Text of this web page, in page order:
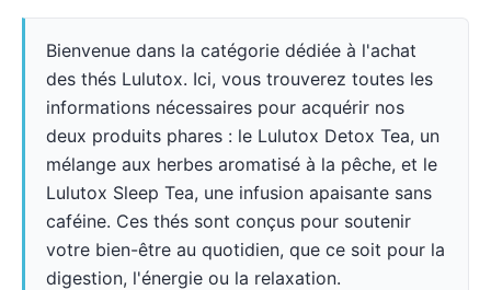
Bienvenue dans la catégorie dédiée à l'achat
des thés Lulutox. Ici, vous trouverez toutes les
informations nécessaires pour acquérir nos
deux produits phares : le Lulutox Detox Tea, un
mélange aux herbes aromatisé à la pêche, et le
Lulutox Sleep Tea, une infusion apaisante sans
caféine. Ces thés sont conçus pour soutenir
votre bien-être au quotidien, que ce soit pour la
digestion, l'énergie ou la relaxation.